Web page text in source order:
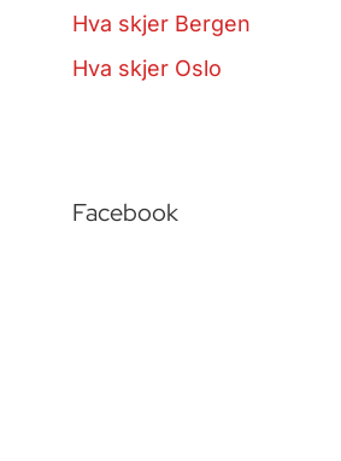
Hva skjer Bergen
Hva skjer Oslo
Facebook